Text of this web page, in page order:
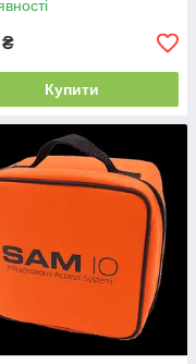
₴
Купити